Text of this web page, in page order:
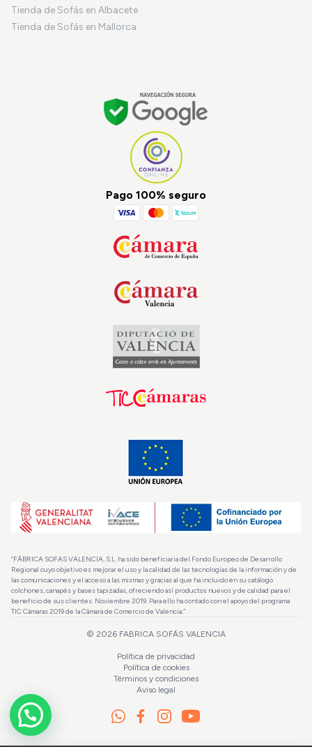
Tienda de Sofás en Albacete
Tienda de Sofás en Mallorca
Pago 100% seguro
“FÁBRICA SOFAS VALENCIA, S.L. ha sido beneficiaria del Fondo Europeo de Desarrollo
Regional cuyo objetivo es mejorar el uso y la calidad de las tecnologías de la información y de
las comunicaciones y el acceso a las mismas y gracias al que ha incluido en su catálogo
colchones, canapés y bases tapizadas, ofreciendo así productos nuevos y de calidad para el
beneficio de sus clientes. Noviembre 2019. Para ello ha contado con el apoyo del programa
TIC Cámaras 2019 de la Cámara de Comercio de Valencia.”
© 2026 FABRICA SOFÁS VALENCIA
Política de privacidad
Política de cookies
Términos y condiciones
Aviso legal